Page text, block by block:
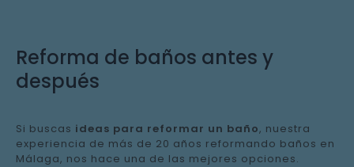
Reforma de baños antes y
después
Si buscas ideas para reformar un baño, nuestra
experiencia de más de 20 años reformando baños en
Málaga, nos hace una de las mejores opciones.